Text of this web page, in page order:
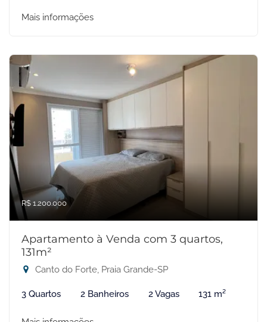
Mais informações
R$ 1.200.000
Apartamento à Venda com 3 quartos,
131m²
Canto do Forte, Praia Grande-SP
3 Quartos 2 Banheiros 2 Vagas 131 m²